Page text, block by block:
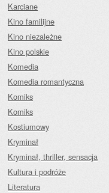
Karciane
Kino familijne
Kino niezależne
Kino polskie
Komedia
Komedia romantyczna
Komiks
Komiks
Kostiumowy
Kryminał
Kryminał, thriller, sensacja
Kultura i podróże
Literatura